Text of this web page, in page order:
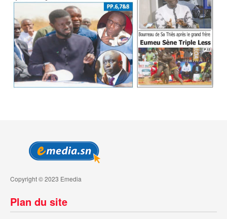
Copyright © 2023 Emedia
Plan du site